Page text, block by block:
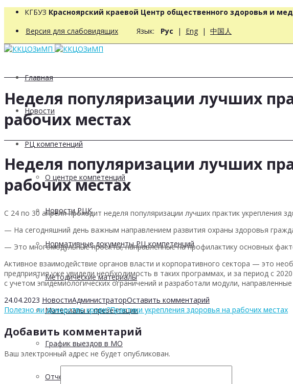
КГБУЗ Красноярский краевой Центр общественного здоровья и
Версия для слабовидящих Язык: Рус | Eng | 中国人
Главная
Новости
РЦ компетенций
О центре компетенций
Новости РЦК
Нормативные документы РЦ компетенций
Методические материалы
Материалы и презентации
График выездов в МО
Отчетность
Неделя популяризации лучших
рабочих местах
Неделя популяризации лучших
рабочих местах
С 24 по 30 апреля проходит неделя популяризации лучших практик укрепления
— На сегодняшний день важным направлением развития охраны здоровья
— Это многомодульные проекты, направленные на профилактику основных
Активное взаимодействие органов власти и корпоративного сектора — это
предприятия уже увидели необходимость в таких программах, и за период с
с учетом эпидемиологических ограничений и разработали модули,
24.04.2023 НовостиАдминистраторОставить комментарий
Полезно ли донорство крови?Практики укрепления здоровья на рабочих местах
Добавить комментарий
Ваш электронный адрес не будет опубликован.